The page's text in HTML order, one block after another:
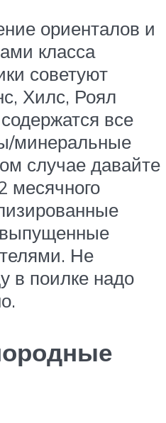
ориенталов и
класса
советуют
Хилс, Роял
все
минеральные
случае давайте
месячного
выпущенные
Не
в поилке надо